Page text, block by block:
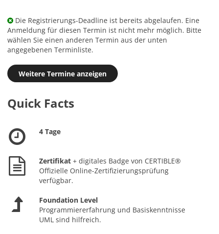
Die Registrierungs-Deadline ist bereits abgelaufen. Eine
Anmeldung für diesen Termin ist nicht mehr möglich. Bitte
wählen Sie einen anderen Termin aus der unten
angegebenen Terminliste.
Weitere Termine anzeigen
Quick Facts
4 Tage
Zertifikat + digitales Badge von CERTIBLE®
Offizielle Online-Zertifizierungsprüfung
verfügbar.
Foundation Level
Programmiererfahrung und Basiskenntnisse
UML sind hilfreich.